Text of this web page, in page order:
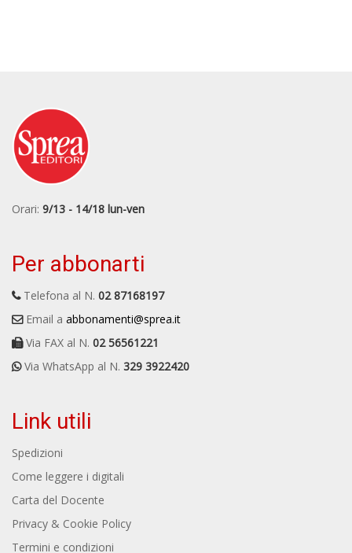
Orari: 9/13 - 14/18 lun-ven
Per abbonarti
Telefona al N. 02 87168197
Email a abbonamenti@sprea.it
Via FAX al N. 02 56561221
Via WhatsApp al N. 329 3922420
Link utili
Spedizioni
Come leggere i digitali
Carta del Docente
Privacy & Cookie Policy
Termini e condizioni